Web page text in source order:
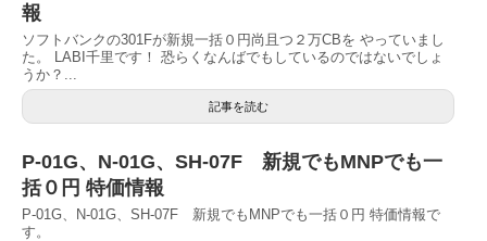
報
ソフトバンクの301Fが新規一括０円尚且つ２万CBを やっていまし
た。 LABI千里です！ 恐らくなんばでもしているのではないでしょ
うか？...
記事を読む
P-01G、N-01G、SH-07F 新規でもMNPでも一
括０円 特価情報
P-01G、N-01G、SH-07F 新規でもMNPでも一括０円 特価情報で
す。